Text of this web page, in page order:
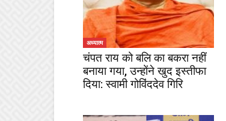
अध्यात्म
चंपत राय को बलि का बकरा नहीं
बनाया गया, उन्होंने खुद इस्तीफा
दिया: स्वामी गोविंददेव गिरि